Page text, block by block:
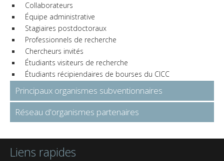
Collaborateurs
Équipe administrative
Stagiaires postdoctoraux
Professionnels de recherche
Chercheurs invités
Étudiants visiteurs de recherche
Étudiants récipiendaires de bourses du CICC
Principaux organismes subventionnaires
Réseau d'organismes partenaires
Liens rapides